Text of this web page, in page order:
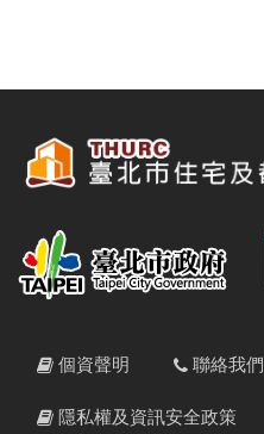
個資聲明 聯絡我們
隱私權及資訊安全政策